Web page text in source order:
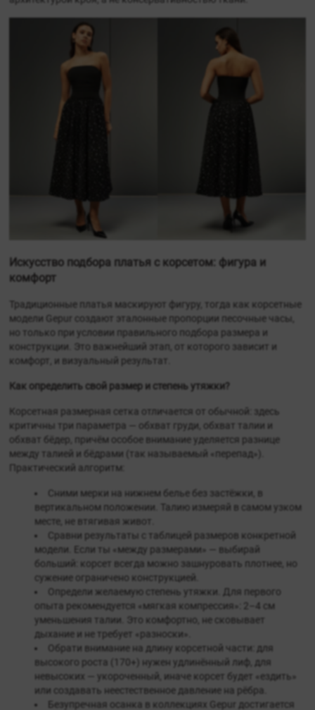
Искусство подбора платья с корсетом: фигура и
комфорт
Традиционные платья маскируют фигуру, тогда как корсетные
модели Gepur создают эталонные пропорции песочные часы,
но только при условии правильного подбора размера и
конструкции. Это важнейший этап, от которого зависит и
комфорт, и визуальный результат.
Как определить свой размер и степень утяжки?
Корсетная размерная сетка отличается от обычной: здесь
критичны три параметра — обхват груди, обхват талии и
обхват бёдер, причём особое внимание уделяется разнице
между талией и бёдрами (так называемый «перепад»).
Практический алгоритм:
Сними мерки на нижнем белье без застёжки, в
вертикальном положении. Талию измеряй в самом узком
месте, не втягивая живот.
Сравни результаты с таблицей размеров конкретной
модели. Если ты «между размерами» — выбирай
больший: корсет всегда можно зашнуровать плотнее, но
сужение ограничено конструкцией.
Определи желаемую степень утяжки. Для первого
опыта рекомендуется «мягкая компрессия»: 2–4 см
уменьшения талии. Это комфортно, не сковывает
дыхание и не требует «разноски».
Обрати внимание на длину корсетной части: для
высокого роста (170+) нужен удлинённый лиф, для
невысоких — укороченный, иначе корсет будет «ездить»
или создавать неестественное давление на рёбра.
Безупречная осанка в коллекциях Gepur достигается